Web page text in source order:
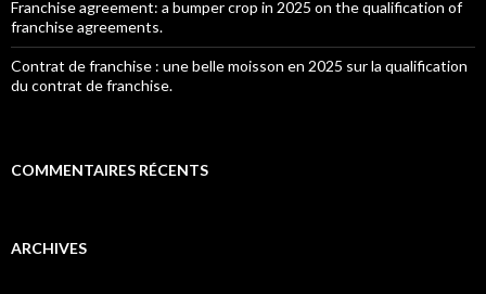
Franchise agreement: a bumper crop in 2025 on the qualification of
franchise agreements.
Contrat de franchise : une belle moisson en 2025 sur la qualification
du contrat de franchise.
COMMENTAIRES RÉCENTS
ARCHIVES